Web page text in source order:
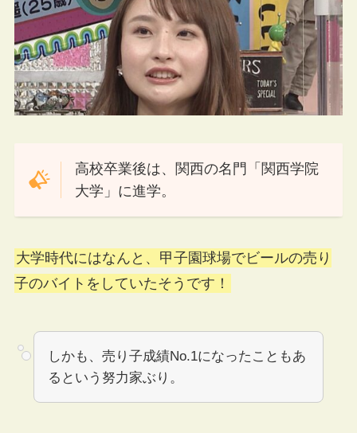
高校卒業後は、関西の名門「関西学院
大学」に進学。
大学時代にはなんと、甲子園球場でビールの売り
子のバイトをしていたそうです！
しかも、売り子成績No.1になったこともあ
るという努力家ぶり。